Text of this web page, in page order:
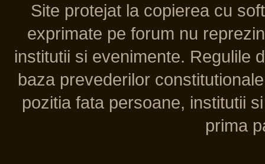
Site protejat la copierea cu
exprimate pe forum nu
institutii si evenimente. Regulile
baza prevederilor
pozitia fata persoane, institutii
prima